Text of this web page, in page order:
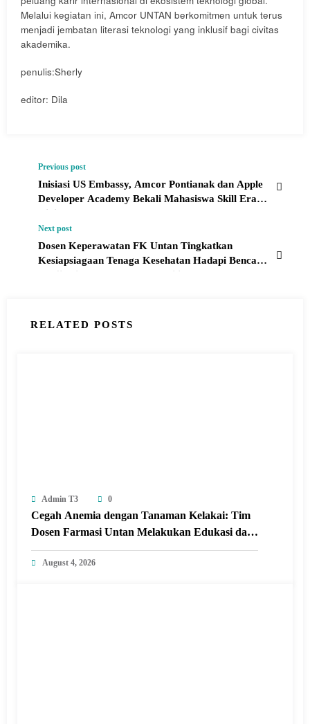
Melalui kegiatan ini, Amcor UNTAN berkomitmen untuk terus
menjadi jembatan literasi teknologi yang inklusif bagi civitas
akademika.
penulis:Sherly
editor: Dila
Previous post
Inisiasi US Embassy, Amcor Pontianak dan Apple
Developer Academy Bekali Mahasiswa Skill Era
Digital
Next post
Dosen Keperawatan FK Untan Tingkatkan
Kesiapsiagaan Tenaga Kesehatan Hadapi Bencana
Banjir di Puskesmas Tayan Hilir
RELATED POSTS
Admin T3 0
Cegah Anemia dengan Tanaman Kelakai: Tim
Dosen Farmasi Untan Melakukan Edukasi dan
Pelatihan Pembuatan Minuman Herbal
Tanaman Kelakai di Posyandu Seroja Sungai
August 4, 2026